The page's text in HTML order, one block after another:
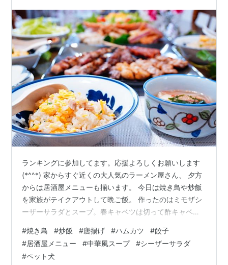
ランキングに参加してます。応援よろしくお願いします
(*^^*) 家からすぐ近くの大人気のラーメン屋さん、 夕方
からは居酒屋メニューも揃います。 今日は焼き鳥や炒飯
を家族がテイクアウトして晩ご飯。 作ったのはミモザシ
ーザーサラダとスープ。春キャベツは切って酢キャベツ
ま、もも、皮、ぼんじり、せせり、豚バラ、ハツなど買
ってました＾＾ 春キャベツもたっぷり切って酢キャベツ
に。 分厚いハムカツもおいしかったです♪ 唐揚げや餃子
#焼き鳥 #炒飯 #唐揚げ #ハムカツ #餃子
#居酒屋メニュー #中華風スープ #シーザーサラダ
#ペット犬